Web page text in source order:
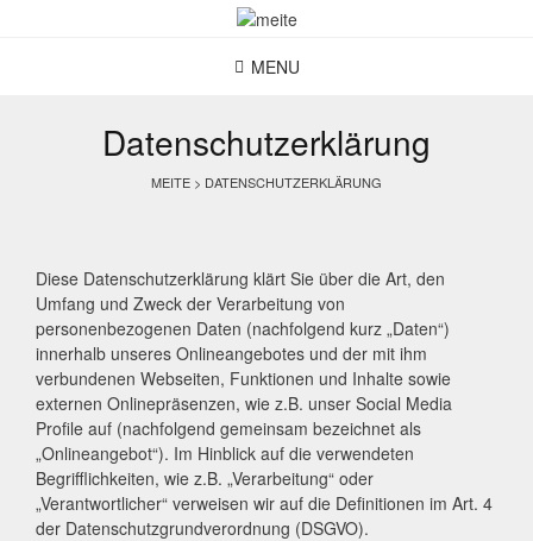
MENU
Datenschutzerklärung
MEITE > DATENSCHUTZERKLÄRUNG
Diese Datenschutzerklärung klärt Sie über die Art, den
Umfang und Zweck der Verarbeitung von
personenbezogenen Daten (nachfolgend kurz „Daten“)
innerhalb unseres Onlineangebotes und der mit ihm
verbundenen Webseiten, Funktionen und Inhalte sowie
externen Onlinepräsenzen, wie z.B. unser Social Media
Profile auf (nachfolgend gemeinsam bezeichnet als
„Onlineangebot“). Im Hinblick auf die verwendeten
Begrifflichkeiten, wie z.B. „Verarbeitung“ oder
„Verantwortlicher“ verweisen wir auf die Definitionen im Art. 4
der Datenschutzgrundverordnung (DSGVO).